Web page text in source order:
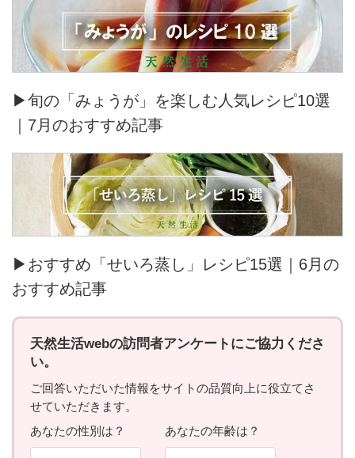
▶旬の「みょうが」を楽しむ人気レシピ10選
｜7月のおすすめ記事
▶おすすめ「せいろ蒸し」レシピ15選｜6月の
おすすめ記事